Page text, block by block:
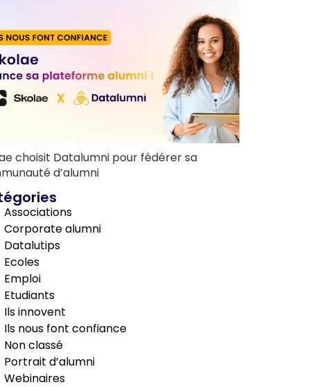
choisit Datalumni pour fédérer sa
d’alumni
Associations
Corporate alumni
Datalutips
Ecoles
Emploi
Etudiants
Ils innovent
Ils nous font confiance
Non classé
Portrait d’alumni
Webinaires